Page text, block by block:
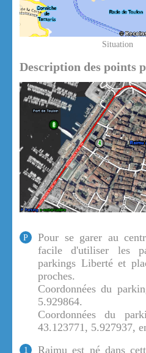
Situation
Description des points
P
Pour se garer au
facile d'utiliser les
parkings Liberté et
proches.
Coordonnées du
5.929864.
Coordonnées du
43.123771, 5.927937,
1
Raimu est né dans